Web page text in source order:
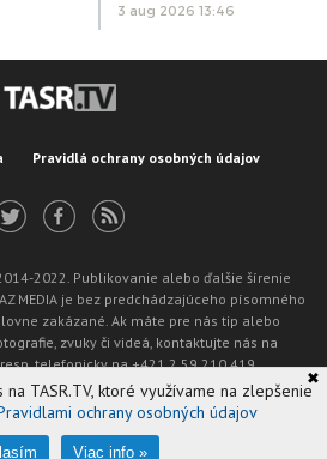
3 aug 2026 13:46
Pravidlá ochrany osobných údajov
2022. Publikovanie alebo ďalšie šírenie
MEDIA je bez predchádzajúceho písomného
zakázané. Ak máte pre nás tip alebo
zvuky či videá, kontaktujte nás na
telefonicky na +421 2 59 210 419.
zmysle zákona o publikáciách je možné zaslať
oprava@tasr.sk.
podľa § 11a zákona č. 265/2022 Z. z.
TASR.TV, ktoré využívame na zlepšenie
ochrany osobných údajov
Viac info »
✖